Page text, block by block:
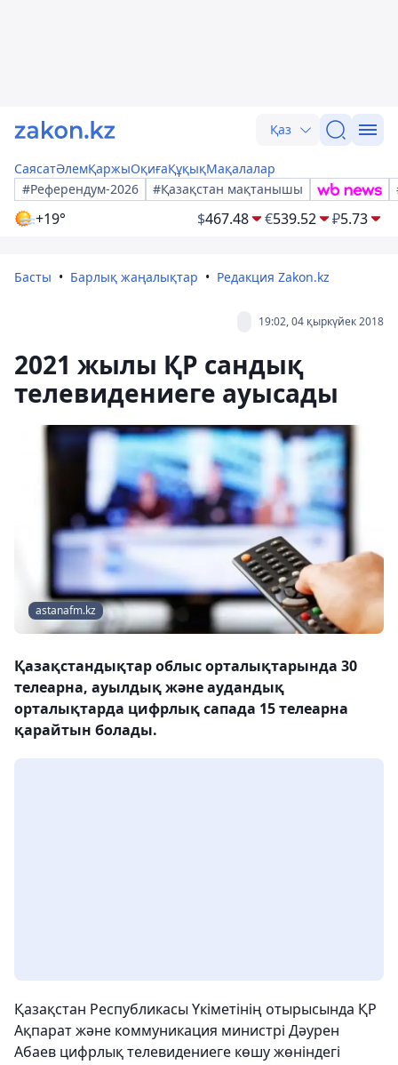
Қаз
СаясатӘлемҚаржыОқиғаҚұқықМақалалар
#Референдум-2026
#Қазақстан мақтанышы
+19° $467.48 €539.52 ₽5.73
Басты Барлық жаңалықтар Редакция Zakon.kz
19:02, 04 қыркүйек 2018
2021 жылы ҚР сандық
телевидениеге ауысады
astanafm.kz
Қазақстандықтар облыс орталықтарында 30
телеарна, ауылдық және аудандық
орталықтарда цифрлық сапада 15 телеарна
қарайтын болады.
Қазақстан Республикасы Үкіметінің отырысында ҚР
Ақпарат және коммуникация министрі Дәурен
Абаев цифрлық телевидениеге көшу жөніндегі